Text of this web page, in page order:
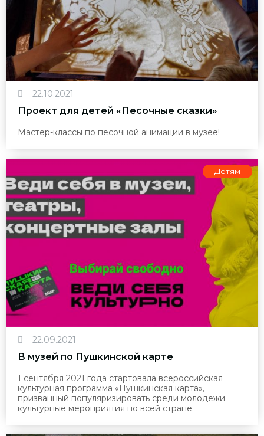
22.10.2021
Проект для детей «Песочные сказки»
Мастер-классы по песочной анимации в музее!
Детям
22.09.2021
В музей по Пушкинской карте
1 сентября 2021 года стартовала всероссийская
культурная программа «Пушкинская карта»,
призванный популяризировать среди молодёжи
культурные мероприятия по всей стране.